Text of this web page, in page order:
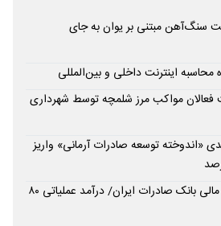
سنگ‌آهن مبتنی بر یوان به جای
اینترنت داخلی و بین‌المللی
فعالان مواکب مرز شلمچه توسط شهرداری
۲۷.۷ درصدی «اندوخته توسعه صادرات آرمانی» واریز
تغییر مثبت در عملکرد مالی بانک صادرات ایران/ درآمد عملیاتی ۸۰